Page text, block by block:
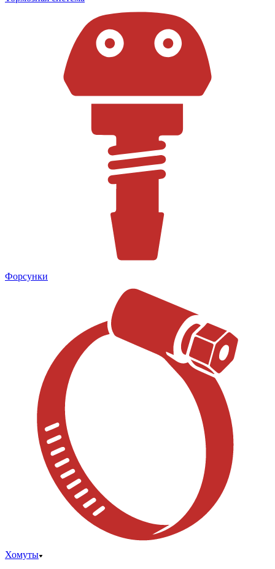
Форсунки
Хомуты